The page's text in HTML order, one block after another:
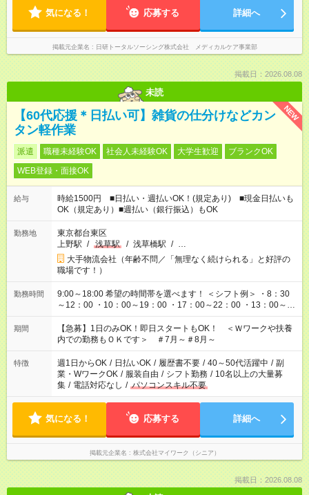
気になる！ 応募する 詳細へ
掲載元企業名 日研トータルソーシング株式会社 メディカルケア事業部
掲載日：2026.08.08
未読
NEW
【60代応援＊日払い可】雑貨の仕分けなどカン
タン軽作業
派遣 職種未経験OK 社会人未経験OK 大学生歓迎
ブランクOK
WEB登録・面接OK
給与
時給1500円 ■日払い・週払いOK！(規定あり) ■現金日払いも
OK（規定あり）■週払い（銀行振込）もOK
勤務地
東京都台東区
上野駅 / 浅草駅 / 浅草橋駅 / …
大手物流会社（年齢不問／「無理なく続けられる」と好評の
職場です！）
勤務時間
9:00～18:00 希望の時間帯を選べます！ ＜シフト例＞ ・8：30
～12：00 ・10：00～19：00 ・17：00～22：00 ・13：00～
22：00 ・22：00～翌6：00 など
期間
【急募】1日のみOK！即日スタートもOK！ ＜Ｗワークや扶養
内での勤務もＯＫです＞ ＃7月～＃8月～
特徴 週1日からOK / 日払いOK / 履歴書不要 / 40～50代活躍中 / 副
業・WワークOK / 服装自由 / シフト勤務 / 10名以上の大量募
集 / 電話対応なし / パソコンスキル不要
気になる！ 応募する 詳細へ
掲載元企業名 株式会社マイワーク（シニア）
掲載日：2026.08.08